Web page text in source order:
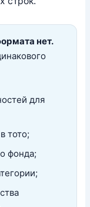
нет.
для
тото;
фонда;